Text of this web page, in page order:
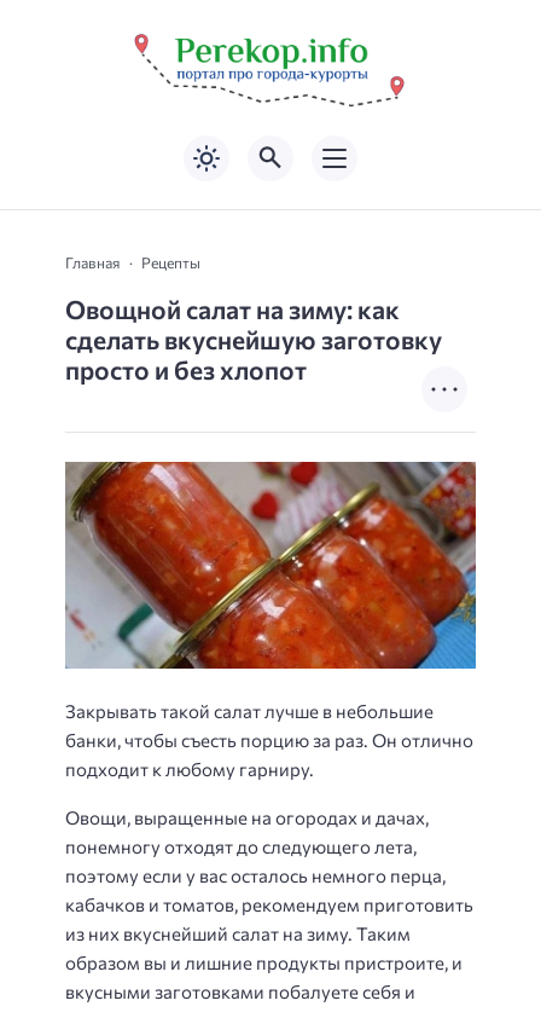
Главная Рецепты
Овощной салат на зиму: как
сделать вкуснейшую заготовку
просто и без хлопот
Закрывать такой салат лучше в небольшие
банки, чтобы съесть порцию за раз. Он отлично
подходит к любому гарниру.
Овощи, выращенные на огородах и дачах,
понемногу отходят до следующего лета,
поэтому если у вас осталось немного перца,
кабачков и томатов, рекомендуем приготовить
из них вкуснейший салат на зиму. Таким
образом вы и лишние продукты пристроите, и
вкусными заготовками побалуете себя и